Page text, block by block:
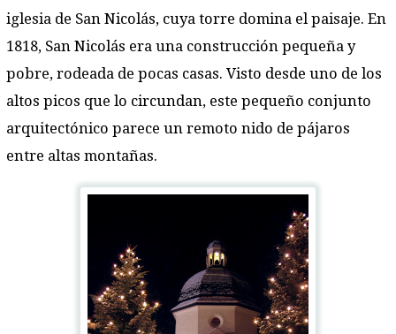
iglesia de San Nicolás, cuya torre domina el paisaje. En
1818, San Nicolás era una construcción pequeña y
pobre, rodeada de pocas casas. Visto desde uno de los
altos picos que lo circundan, este pequeño conjunto
arquitectónico parece un remoto nido de pájaros
entre altas montañas.